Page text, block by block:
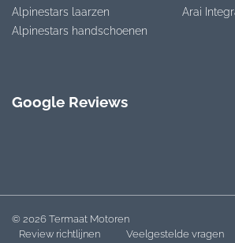
Alpinestars laarzen
Alpinestars handschoenen
Arai
Google Reviews
© 2026 Termaat Motoren
Review richtlijnen
Veelgestelde vragen